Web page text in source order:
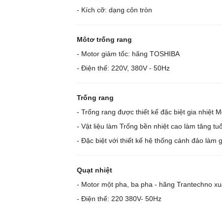
- Kích cỡ: dạng côn tròn
Môtơ trống rang
- Motor giảm tốc: hãng TOSHIBA
- Điện thế: 220V, 380V - 50Hz
Trống rang
- Trống rang được thiết kế đặc biệt gia nhiệt
- Vật liệu làm Trống bền nhiệt cao làm tăng
- Đặc biệt với thiết kế hệ thống cánh đảo làm
Quạt nhiệt
- Motor một pha, ba pha - hãng Trantechno
- Điện thế: 220 380V- 50Hz